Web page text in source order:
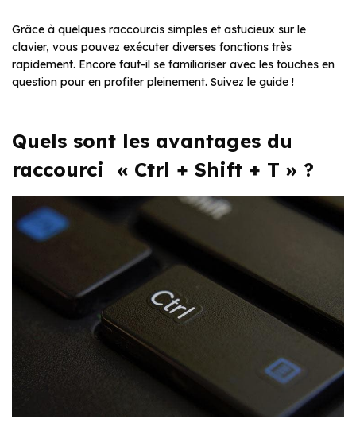
Grâce à quelques raccourcis simples et astucieux sur le
clavier, vous pouvez exécuter diverses fonctions très
rapidement. Encore faut-il se familiariser avec les touches en
question pour en profiter pleinement. Suivez le guide !
Quels sont les avantages du
raccourci « Ctrl + Shift + T » ?